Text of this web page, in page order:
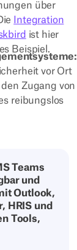
über
Integration
ist hier
Beispiel.
vor Ort
Zugang von
reibungslos
Teams
und
Outlook,
HRIS und
Tools,